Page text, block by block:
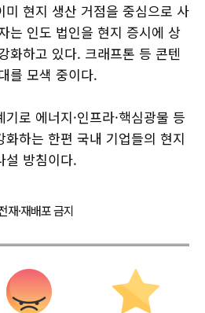
미 현지 생산 거점을 중심으로 사
는 인도 법인을 현지 증시에 상
화하고 있다. 크래프톤 등 콘텐
를 모색 중이다.
로 에너지·인프라·핵심광물 등
하는 한편 국내 기업들의 현지
설 방침이다.
·재배포 금지